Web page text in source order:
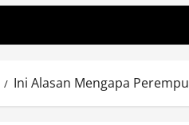
Ini Alasan Mengapa